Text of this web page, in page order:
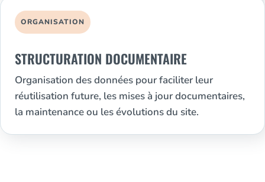
ORGANISATION
STRUCTURATION DOCUMENTAIRE
Organisation des données pour faciliter leur
réutilisation future, les mises à jour documentaires,
la maintenance ou les évolutions du site.